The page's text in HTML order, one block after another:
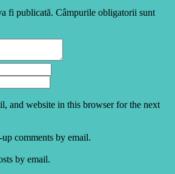
fi publicată. Câmpurile obligatorii sunt
and website in this browser for the next
comments by email.
by email.